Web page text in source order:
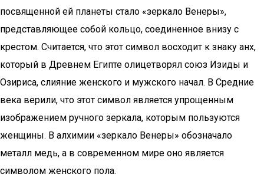
посвященной ей планеты стало «зеркало Венеры»,
представляющее собой кольцо, соединенное внизу с
крестом. Считается, что этот символ восходит к знаку анх,
который в Древнем Египте олицетворял союз Изиды и
Озириса, слияние женского и мужского начал. В Средние
века верили, что этот символ является упрощенным
изображением ручного зеркала, которым пользуются
женщины. В алхимии «зеркало Венеры» обозначало
металл медь, а в современном мире оно является
символом женского пола.